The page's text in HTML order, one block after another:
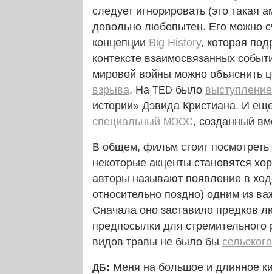
следует игнорировать (это такая
довольно любопытен. Его можно
концепции Big History, которая
контексте взаимосвязанных
мировой войны можно объяснить
взрыва. На TED было выступление
истории» Дэвида Кристиана. И
специальный MOOC, созданный
В общем, фильм стоит посмотреть
некоторые акценты становятся
авторы называют появление в
относительно поздно) одним из
Сначала оно заставило предков
предпосылки для
видов травы не было бы
ДБ: Меня на большое и длинное